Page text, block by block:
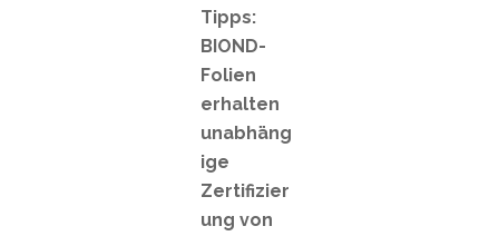
Tipps:
BIOND-
Folien
erhalten
unabhäng
ige
Zertifizier
ung von